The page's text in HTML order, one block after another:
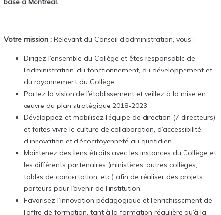
basé à Montréal.
Votre mission : Relevant du Conseil d’administration, vous :
Dirigez l’ensemble du Collège et êtes responsable de
l’administration, du fonctionnement, du développement et
du rayonnement du Collège
Portez la vision de l’établissement et veillez à la mise en
œuvre du plan stratégique 2018-2023
Développez et mobilisez l’équipe de direction (7 directeurs)
et faites vivre la culture de collaboration, d’accessibilité,
d’innovation et d’écocitoyenneté au quotidien
Maintenez des liens étroits avec les instances du Collège et
les différents partenaires (ministères, autres collèges,
tables de concertation, etc.) afin de réaliser des projets
porteurs pour l’avenir de l’institution
Favorisez l’innovation pédagogique et l’enrichissement de
l’offre de formation, tant à la formation régulière qu’à la